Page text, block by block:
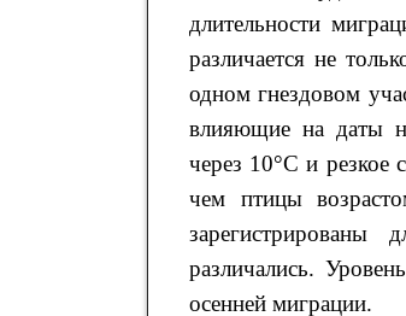
длительности
различается не
одном гнездовом
влияющие на даты
через 10°С и резкое
чем птицы
зарегистрированы
различались.
осенней миграции.